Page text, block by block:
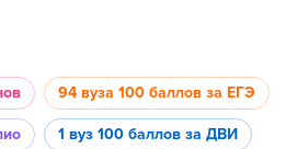
94 вуза 100 баллов за ЕГЭ
1 вуз 100 баллов за ДВИ